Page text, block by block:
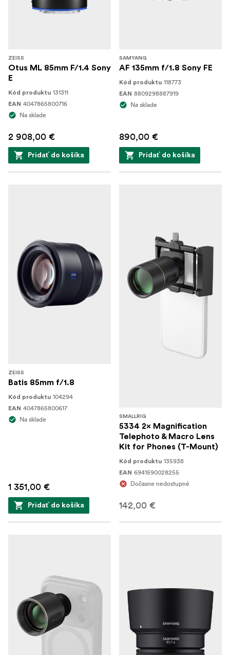
ZEISS
Otus ML 85mm F/1.4 Sony
E
Kód produktu 131311
EAN 4047865800716
Na sklade
2 908,00 €
Pridať do košíka
SAMYANG
AF 135mm f/1.8 Sony FE
Kód produktu 118773
EAN 8809298887919
Na sklade
890,00 €
Pridať do košíka
ZEISS
Batis 85mm f/1.8
Kód produktu 104294
EAN 4047865800617
Na sklade
1 351,00 €
Pridať do košíka
SMALLRIG
5334 2× Magnification
Telephoto & Macro Lens
Kit for Phones (T-Mount)
Kód produktu 135938
EAN 6941590028255
Dočasne nedostupné
142,00 €